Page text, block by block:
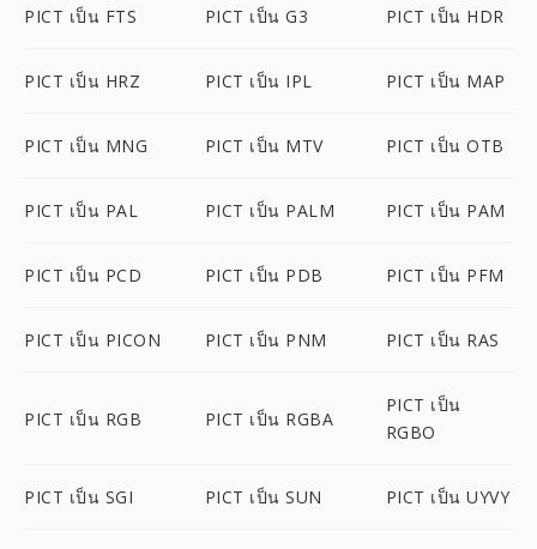
PICT เป็น FTS PICT เป็น G3 PICT เป็น HDR
PICT เป็น HRZ PICT เป็น IPL PICT เป็น MAP
PICT เป็น MNG PICT เป็น MTV PICT เป็น OTB
PICT เป็น PAL PICT เป็น PALM PICT เป็น PAM
PICT เป็น PCD PICT เป็น PDB PICT เป็น PFM
PICT เป็น PICON PICT เป็น PNM PICT เป็น RAS
PICT เป็น RGB PICT เป็น RGBA
PICT เป็น
RGBO
PICT เป็น SGI PICT เป็น SUN PICT เป็น UYVY